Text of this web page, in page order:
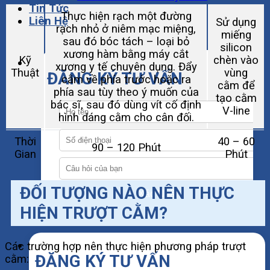
Tin Tức
Liên Hệ
ĐĂNG KÝ TƯ VẤN
Xác Nhận
ĐĂNG KÝ TƯ VẤN
Kỹ
Thuật
Thực hiện rạch một đường
rạch nhỏ ở niêm mạc miệng,
sau đó bóc tách – loại bỏ
xương hàm bằng máy cắt
xương y tế chuyên dụng. Đẩy
cằm về phía trước hoặc ra
phía sau tùy theo ý muốn của
bác sĩ, sau đó dùng vít cố định
hình dáng cằm cho cân đối.
Sử dụng
miếng
silicon
chèn vào
vùng
cằm để
tạo cằm
V-line
Thời
Gian
90 – 120 Phút
40 – 60
Phút
ĐỐI TƯỢNG NÀO NÊN THỰC
HIỆN TRƯỢT CẰM?
Các trường hợp nên thực hiện phương pháp trượt
cằm: